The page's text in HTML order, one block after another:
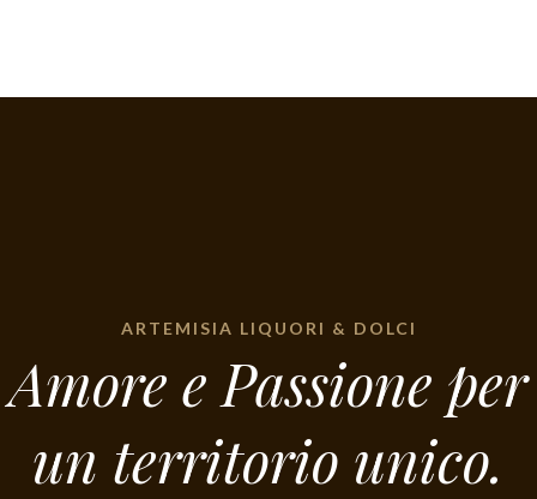
ARTEMISIA LIQUORI & DOLCI
Amore e Passione per
un territorio unico.